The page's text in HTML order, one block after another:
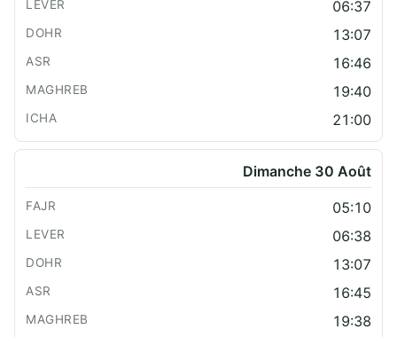
06:37
13:07
16:46
19:40
21:00
Dimanche 30 Août
05:10
06:38
13:07
16:45
19:38